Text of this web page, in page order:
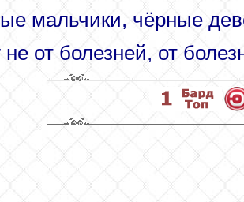
мальчики, чёрные
от болезней, от